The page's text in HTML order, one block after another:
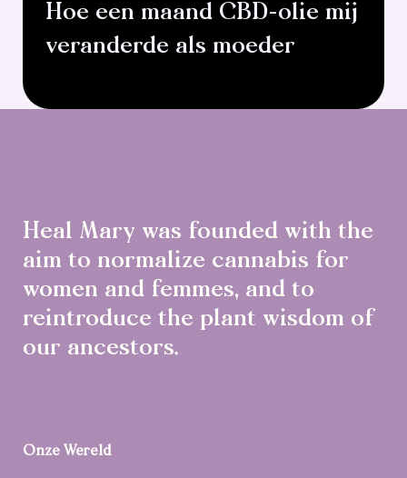
Hoe een maand CBD-olie mij
veranderde als moeder
Heal Mary was founded with the
aim to normalize cannabis for
women and femmes, and to
reintroduce the plant wisdom of
our ancestors.
Onze Wereld